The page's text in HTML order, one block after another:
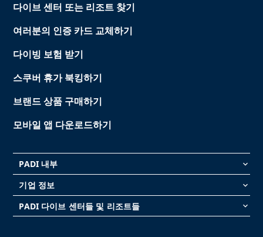
다이브 센터 또는 리조트 찾기
여러분의 인증 카드 교체하기
다이빙 보험 받기
스쿠버 휴가 북킹하기
브랜드 상품 구매하기
모바일 앱 다운로드하기
PADI 내부 keyboard_arrow_down
기업 정보 keyboard_arrow_down
PADI 다이브 센터들 및 리조트들 keyboard_arrow_down